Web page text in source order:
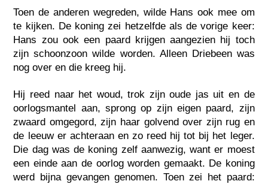
Toen de anderen wegreden, wilde Hans ook mee om
te kijken. De koning zei hetzelfde als de vorige keer:
Hans zou ook een paard krijgen aangezien hij toch
zijn schoonzoon wilde worden. Alleen Driebeen was
nog over en die kreeg hij.
Hij reed naar het woud, trok zijn oude jas uit en de
oorlogsmantel aan, sprong op zijn eigen paard, zijn
zwaard omgegord, zijn haar golvend over zijn rug en
de leeuw er achteraan en zo reed hij tot bij het leger.
Die dag was de koning zelf aanwezig, want er moest
een einde aan de oorlog worden gemaakt. De koning
werd bijna gevangen genomen. Toen zei het paard: